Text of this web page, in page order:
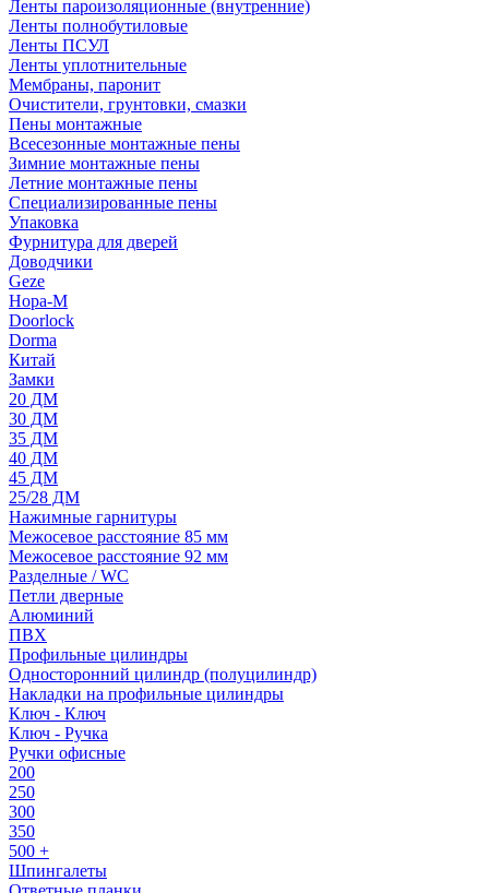
Ленты пароизоляционные (внутренние)
Ленты полнобутиловые
Ленты ПСУЛ
Ленты уплотнительные
Мембраны, паронит
Очистители, грунтовки, смазки
Пены монтажные
Всесезонные монтажные пены
Зимние монтажные пены
Летние монтажные пены
Специализированные пены
Упаковка
Фурнитура для дверей
Доводчики
Geze
Нора-М
Doorlock
Dorma
Китай
Замки
20 ДМ
30 ДМ
35 ДМ
40 ДМ
45 ДМ
25/28 ДМ
Нажимные гарнитуры
Межосевое расстояние 85 мм
Межосевое расстояние 92 мм
Разделные / WC
Петли дверные
Алюминий
ПВХ
Профильные цилиндры
Односторонний цилиндр (полуцилиндр)
Накладки на профильные цилиндры
Ключ - Ключ
Ключ - Ручка
Ручки офисные
200
250
300
350
500 +
Шпингалеты